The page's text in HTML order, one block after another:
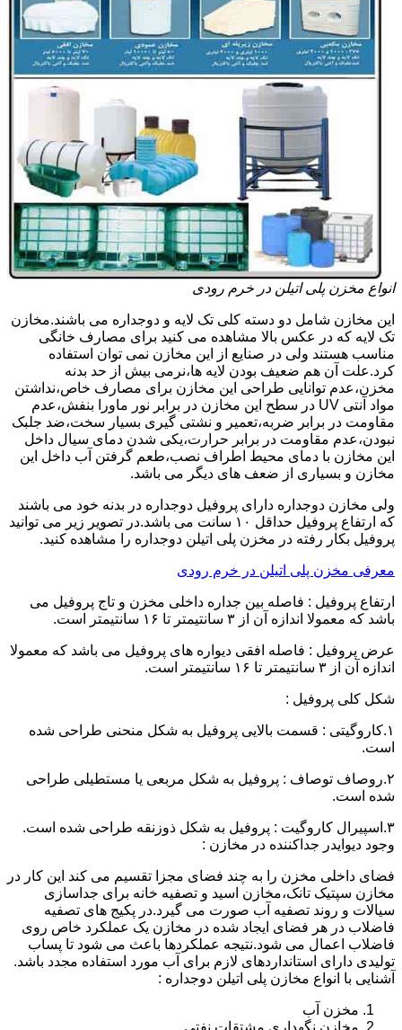
انواع مخزن پلی اتیلن در خرم رودی
این مخازن شامل دو دسته کلی تک لایه و دوجداره می باشند.مخازن
تک لایه که در عکس بالا مشاهده می کنید برای مصارف خانگی
مناسب هستند ولی در صنایع از این مخازن نمی توان استفاده
کرد.علت آن هم ضعیف بودن لایه ها،نرمی بیش از حد بدنه
مخزن،عدم توانایی طراحی این مخازن برای مصارف خاص،نداشتن
مواد آنتی UV در سطح این مخازن در برابر نور ماورا بنفش،عدم
مقاومت در برابر ضربه،تعمیر و نشتی گیری بسیار سخت،ضد جلبک
نبودن،عدم مقاومت در برابر حرارت،یکی شدن دمای سیال داخل
این مخازن با دمای محیط اطراف نصب،طعم گرفتن آب داخل این
مخازن و بسیاری از ضعف های دیگر می باشد.
ولی مخازن دوجداره دارای پروفیل دوجداره در بدنه خود می باشند
که ارتفاع پروفیل حداقل ۱۰ سانت می باشد.در تصویر زیر می توانید
پروفیل بکار رفته در مخزن پلی اتیلن دوجداره را مشاهده کنید.
معرفی مخزن پلی اتیلن در خرم رودی
ارتفاع پروفیل : فاصله بین جداره داخلی مخزن و تاج پروفیل می
باشد که معمولا اندازه آن از ۳ سانتیمتر تا ۱۶ سانتیمتر است.
عرض پروفیل : فاصله افقی دیواره های پروفیل می باشد که معمولا
اندازه آن از ۳ سانتیمتر تا ۱۶ سانتیمتر است.
شکل کلی پروفیل :
۱.کاروگیتی : قسمت بالایی پروفیل به شکل منحنی طراحی شده
است.
۲.روصاف توصاف : پروفیل به شکل مربعی یا مستطیلی طراحی
شده است.
۳.اسپیرال کاروگیت : پروفیل به شکل ذوزنقه طراحی شده است.
وجود دیوایدر جداکننده در مخازن :
فضای داخلی مخزن را به چند فضای مجزا تقسیم می کند این کار در
مخازن سپتیک تانک،مخازن اسید و تصفیه خانه برای جداسازی
سیالات و روند تصفیه آب صورت می گیرد.در پکیج های تصفیه
فاضلاب در هر فضای ایجاد شده در مخازن یک عملکرد خاص روی
فاضلاب اعمال می شود.نتیجه عملکردها باعث می شود تا پساب
تولیدی دارای استانداردهای لازم برای آب مورد استفاده مجدد باشد.
آشنایی با انواع مخازن پلی اتیلن دوجداره :
مخزن آب
مخازن نگهداری مشتقات نفتی